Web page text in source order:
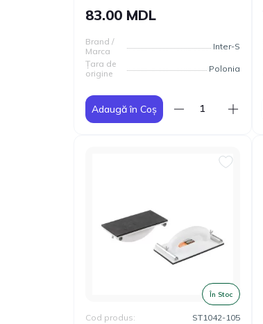
83.00 MDL
Brand /
Marca
Inter-S
Țara de
origine
Polonia
Adaugă în Coș
În Stoc
Cod produs: ST1042-105